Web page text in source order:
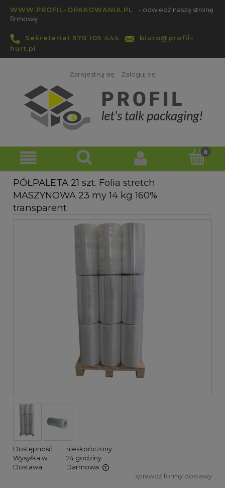
WWW.PROFIL-OPAKOWANIA.PL
- odwiedź naszą stronę
firmową!
Sekretariat 570 105 444
biuro@profil-
hurt.pl
Zarejestruj się Zaloguj się
PÓŁPALETA 21 szt. Folia stretch
MASZYNOWA 23 my 14 kg 160%
transparent
Dostępność:
nieskończony
Wysyłka w:
24 godziny
Dostawa:
Darmowa
Cena nie zawiera ewentualnych kosztów płatności
sprawdź formy dostawy